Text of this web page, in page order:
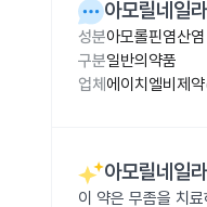
아모릴네일
성분아모롤핀염산
구분일반의약품
업체 에이치엘비제
아모릴네일
이 약은 무좀을 치